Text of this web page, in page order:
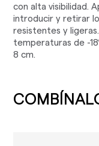
con alta visibilidad.
introducir y retirar
resistentes y
temperaturas de -
8 cm.